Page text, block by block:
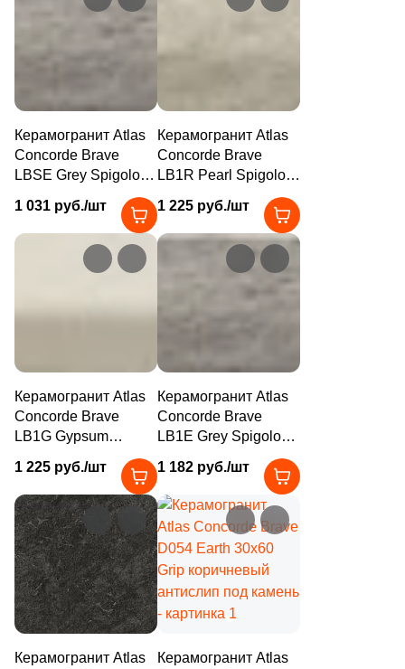
7x60 (130)
7.2х60 (13)
7.3x31 (15
7.5x15 (44)
)
7.6x40.2 (11)
7.2x150 (39)
7.2x90 (39)
7x80 (4)
7.2x59 (11 )
7.2x45 (8)
8x36 (18)
8x39.8 (14)
Керамогранит Atlas
Concorde Brave
LBSE Grey Spigolo
матовый под камень
1 031 руб./шт
Керамогранит Atlas
Concorde Brave
LB1R Pearl Spigolo
матовый под камень
1 225 руб./шт
Керамогранит Atlas
Concorde Brave
LB1G Gypsum
Spigolo 10 mm 1x20
бежевый матовый
под камень
1 225 руб./шт
Керамогранит Atlas
Concorde Brave
LB1E Grey Spigolo
1x20 серый матовый
под камень
1 182 руб./шт
Керамогранит Atlas
Керамогранит Atlas